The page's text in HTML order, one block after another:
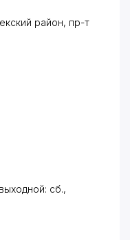
район, пр-т
сб.,